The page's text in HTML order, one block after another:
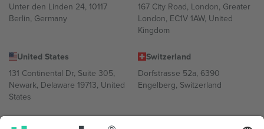
Unter den Linden 24, 10117
Berlin, Germany
167 City Road, London, Greater
London, EC1V 1AW, United
Kingdom
United States
131 Continental Dr, Suite 305,
Newark, Delaware 19713, United
States
Switzerland
Dorfstrasse 52a, 6390
Engelberg, Switzerland
Bulgaria